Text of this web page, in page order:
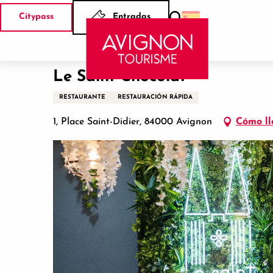
Aller
Citypass Entradas
Buscar
Inicio Le Saint Chocolat
Le Saint Chocolat
RESTAURANTE RESTAURACIÓN RÁPIDA
1, Place Saint-Didier, 84000 Avignon Cómo